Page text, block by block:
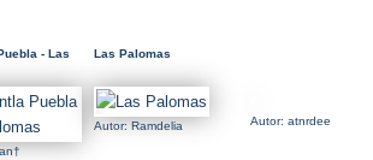
- Las
Las Palomas
Autor: Ramdelia Autor: atnrdee